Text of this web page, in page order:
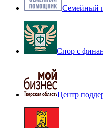
Семейный
Спор с
Центр